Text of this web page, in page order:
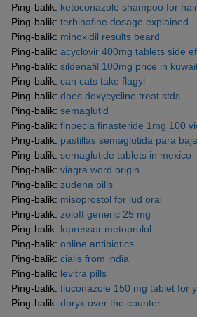
Ping-balik: ketoconazole shampoo for
Ping-balik: terbinafine dosage explained
Ping-balik: minoxidil results beard
Ping-balik: acyclovir 400mg tablets side
Ping-balik: sildenafil 100mg price in
Ping-balik: can cats take flagyl
Ping-balik: does doxycycline treat stds
Ping-balik: semaglutid
Ping-balik: finpecia finasteride 1mg 100
Ping-balik: pastillas semaglutida para
Ping-balik: semaglutide tablets in mexico
Ping-balik: viagra word origin
Ping-balik: zudena pills
Ping-balik: misoprostol for iud oral
Ping-balik: zoloft generic 25 mg
Ping-balik: lopressor metoprolol
Ping-balik: online antibiotics
Ping-balik: cialis from india
Ping-balik: levitra pills
Ping-balik: fluconazole 150 mg tablet for
Ping-balik: doryx over the counter